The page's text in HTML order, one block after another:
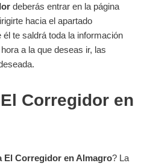
deberás entrar en la página
hacia el apartado
él te saldrá toda la información
a la que deseas ir, las
Corregidor en
El Corregidor en Almagro? La